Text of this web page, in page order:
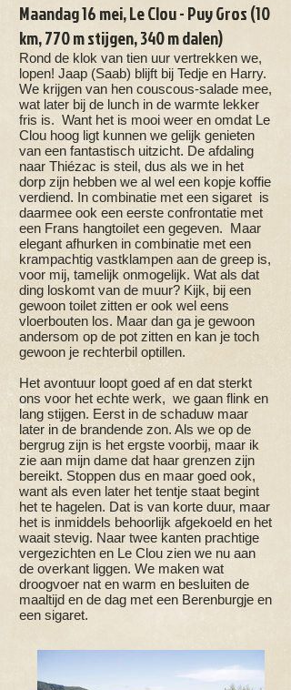
Maandag 16 mei, Le Clou - Puy Gros (10
km, 770 m stijgen, 340 m dalen)
Rond de klok van tien uur vertrekken we,
lopen! Jaap (Saab) blijft bij Tedje en Harry.
We krijgen van hen couscous-salade mee,
wat later bij de lunch in de warmte lekker
fris is. Want het is mooi weer en omdat Le
Clou hoog ligt kunnen we gelijk genieten
van een fantastisch uitzicht. De afdaling
naar Thiézac is steil, dus als we in het
dorp zijn hebben we al wel een kopje koffie
verdiend. In combinatie met een sigaret is
daarmee ook een eerste confrontatie met
een Frans hangtoilet een gegeven. Maar
elegant afhurken in combinatie met een
krampachtig vastklampen aan de greep is,
voor mij, tamelijk onmogelijk. Wat als dat
ding loskomt van de muur? Kijk, bij een
gewoon toilet zitten er ook wel eens
vloerbouten los. Maar dan ga je gewoon
andersom op de pot zitten en kan je toch
gewoon je rechterbil optillen.
Het avontuur loopt goed af en dat sterkt
ons voor het echte werk, we gaan flink en
lang stijgen. Eerst in de schaduw maar
later in de brandende zon. Als we op de
bergrug zijn is het ergste voorbij, maar ik
zie aan mijn dame dat haar grenzen zijn
bereikt. Stoppen dus en maar goed ook,
want als even later het tentje staat begint
het te hagelen. Dat is van korte duur, maar
het is inmiddels behoorlijk afgekoeld en het
waait stevig. Naar twee kanten prachtige
vergezichten en Le Clou zien we nu aan
de overkant liggen. We maken wat
droogvoer nat en warm en besluiten de
maaltijd en de dag met een Berenburgje en
een sigaret.